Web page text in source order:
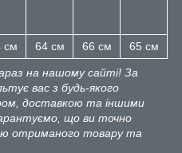
см 64 см 66 см 65 см
на нашому сайті! За
вас з будь-якого
доставкою та іншими
що ви точно
отриманого товару та